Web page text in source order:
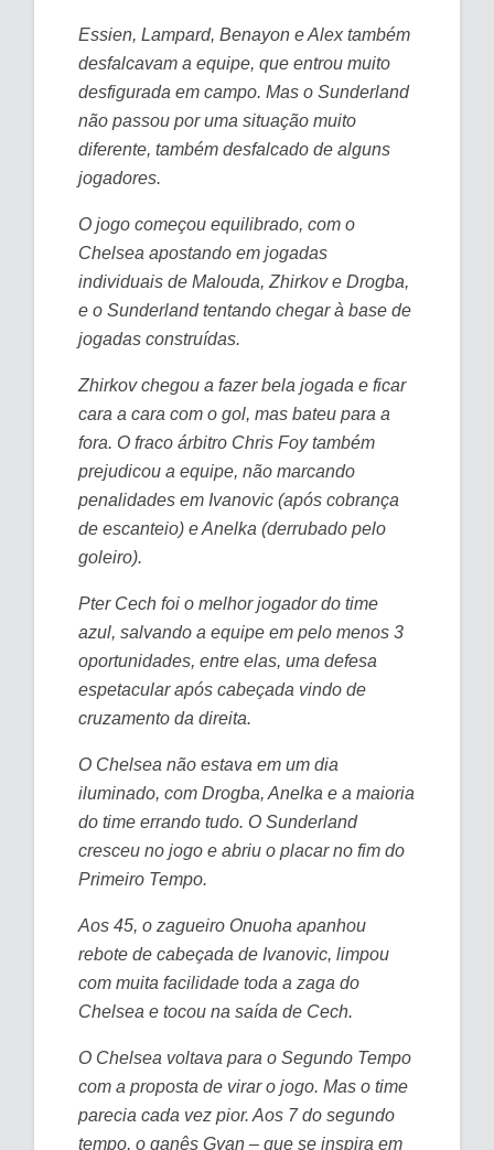
Essien, Lampard, Benayon e Alex também
desfalcavam a equipe, que entrou muito
desfigurada em campo. Mas o Sunderland
não passou por uma situação muito
diferente, também desfalcado de alguns
jogadores.
O jogo começou equilibrado, com o
Chelsea apostando em jogadas
individuais de Malouda, Zhirkov e Drogba,
e o Sunderland tentando chegar à base de
jogadas construídas.
Zhirkov chegou a fazer bela jogada e ficar
cara a cara com o gol, mas bateu para a
fora. O fraco árbitro Chris Foy também
prejudicou a equipe, não marcando
penalidades em Ivanovic (após cobrança
de escanteio) e Anelka (derrubado pelo
goleiro).
Pter Cech foi o melhor jogador do time
azul, salvando a equipe em pelo menos 3
oportunidades, entre elas, uma defesa
espetacular após cabeçada vindo de
cruzamento da direita.
O Chelsea não estava em um dia
iluminado, com Drogba, Anelka e a maioria
do time errando tudo. O Sunderland
cresceu no jogo e abriu o placar no fim do
Primeiro Tempo.
Aos 45, o zagueiro Onuoha apanhou
rebote de cabeçada de Ivanovic, limpou
com muita facilidade toda a zaga do
Chelsea e tocou na saída de Cech.
O Chelsea voltava para o Segundo Tempo
com a proposta de virar o jogo. Mas o time
parecia cada vez pior. Aos 7 do segundo
tempo, o ganês Gyan – que se inspira em